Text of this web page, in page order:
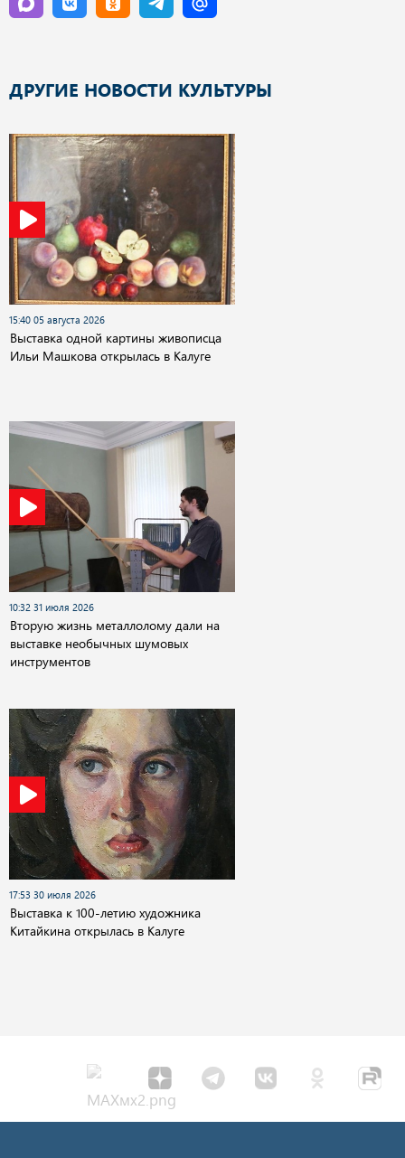
ДРУГИЕ НОВОСТИ КУЛЬТУРЫ
15:40 05 августа 2026
Выставка одной картины живописца
Ильи Машкова открылась в Калуге
10:32 31 июля 2026
Вторую жизнь металлолому дали на
выставке необычных шумовых
инструментов
17:53 30 июля 2026
Выставка к 100-летию художника
Китайкина открылась в Калуге